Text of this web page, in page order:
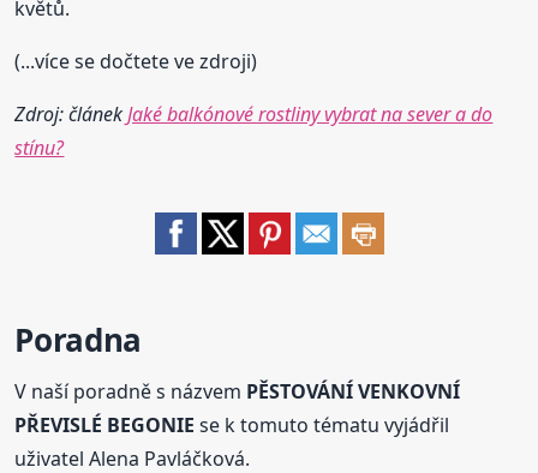
květů.
(...více se dočtete ve zdroji)
Zdroj: článekJaké balkónové rostliny vybrat na sever a do
stínu?
Poradna
V naší poradně s názvem PĚSTOVÁNÍ VENKOVNÍ
PŘEVISLÉ BEGONIE se k tomuto tématu vyjádřil
uživatel Alena Pavláčková.